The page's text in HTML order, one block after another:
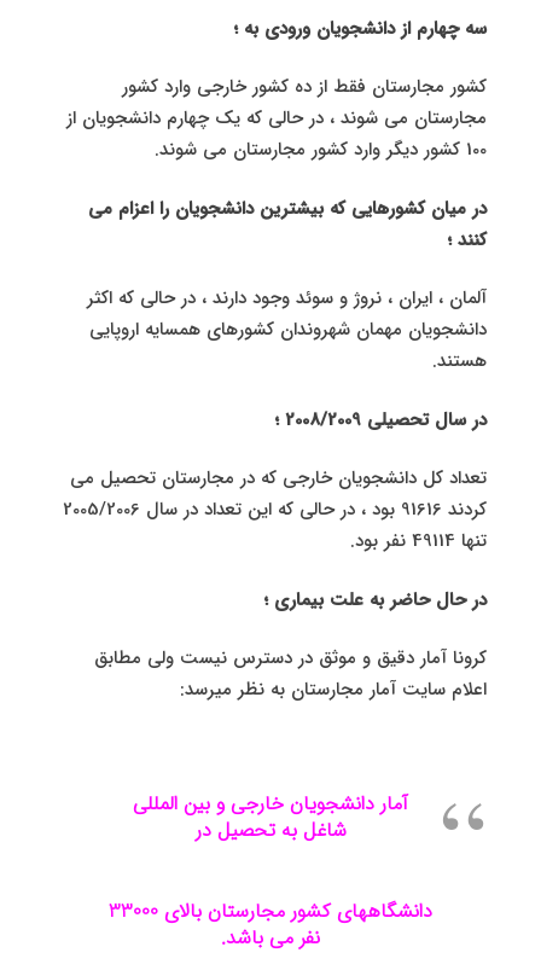
سه چهارم از دانشجویان ورودی به ؛
کشور مجارستان فقط از ده کشور خارجی وارد کشور
مجارستان می شوند ، در حالی که یک چهارم دانشجویان از
100 کشور دیگر وارد کشور مجارستان می شوند.
در میان کشورهایی که بیشترین دانشجویان را اعزام می
کنند ؛
آلمان ، ایران ، نروژ و سوئد وجود دارند ، در حالی که اکثر
دانشجویان مهمان شهروندان کشورهای همسایه اروپایی
هستند.
در سال تحصیلی 2008/2009 ؛
تعداد کل دانشجویان خارجی که در مجارستان تحصیل می
کردند 91616 بود ، در حالی که این تعداد در سال 2005/2006
تنها 49114 نفر بود.
در حال حاضر به علت بیماری ؛
کرونا آمار دقیق و موثق در دسترس نیست ولی مطابق
اعلام سایت آمار مجارستان به نظر میرسد:
آمار دانشجویان خارجی و بین المللی
شاغل به تحصیل در
دانشگاههای کشور مجارستان بالای 33000
نفر می باشد.